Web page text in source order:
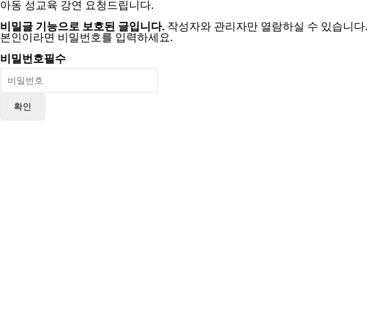
아동 성교육 강연 요청드립니다.
비밀글 기능으로 보호된 글입니다. 작성자와 관리자만 열람하실 수 있습니다.
본인이라면 비밀번호를 입력하세요.
비밀번호필수